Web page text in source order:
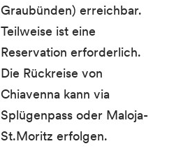
Graubünden) erreichbar.
Teilweise ist eine
Reservation erforderlich.
Die Rückreise von
Chiavenna kann via
Splügenpass oder Maloja-
St.Moritz erfolgen.